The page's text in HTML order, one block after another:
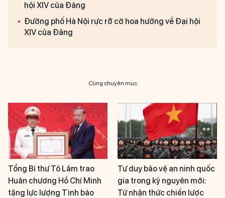
hội XIV của Đảng
Đường phố Hà Nội rực rỡ cờ hoa hướng về Đại hội
XIV của Đảng
Cùng chuyên mục
Tổng Bí thư Tô Lâm trao
Huân chương Hồ Chí Minh
tặng lực lượng Tình báo
Tư duy bảo vệ an ninh quốc
gia trong kỷ nguyên mới:
Từ nhận thức chiến lược